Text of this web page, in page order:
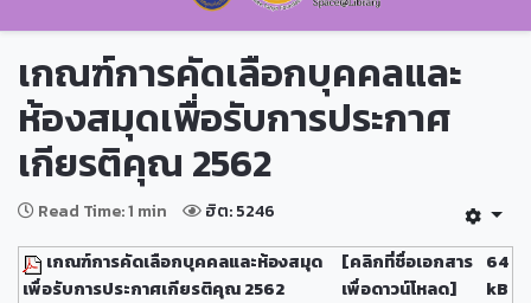
เกณฑ์การคัดเลือกบุคคลและ
ห้องสมุดเพื่อรับการประกาศ
เกียรติคุณ 2562
Read Time: 1 min ฮิต: 5246
เกณฑ์การคัดเลือกบุคคลและห้องสมุด
เพื่อรับการประกาศเกียรติคุณ 2562
[คลิกที่ชื่อเอกสาร
เพื่อดาวน์โหลด]
64
kB